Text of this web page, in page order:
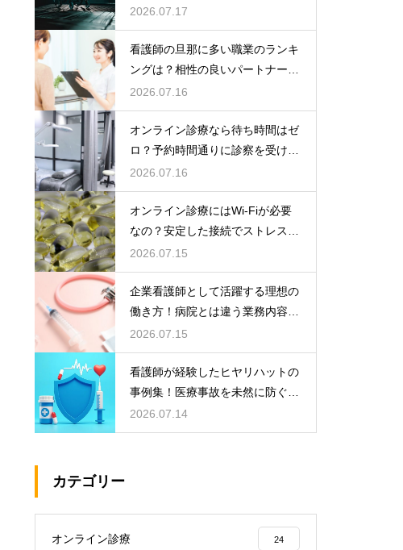
し方
2026.07.17
看護師の旦那に多い職業のランキ
ングは？相性の良いパートナーの
条件と傾向
2026.07.16
オンライン診療なら待ち時間はゼ
ロ？予約時間通りに診察を受ける
コツ
2026.07.16
オンライン診療にはWi-Fiが必要
なの？安定した接続でストレスフ
リーに
2026.07.15
企業看護師として活躍する理想の
働き方！病院とは違う業務内容と
やりがい
2026.07.15
看護師が経験したヒヤリハットの
事例集！医療事故を未然に防ぐた
めの対策
2026.07.14
カテゴリー
オンライン診療 24